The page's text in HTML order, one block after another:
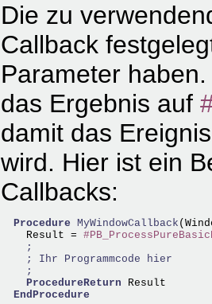
Die zu
Callback
Parameter
das Ergebnis auf
damit das
wird. Hier ist ein
Callbacks:
Procedure MyWindowCallback
    Result =
;
; Ihr Programmcode hier
;
ProcedureReturn Result
EndProcedure